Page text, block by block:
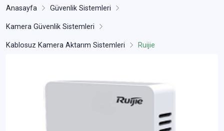
Anasayfa Güvenlik Sistemleri
Kamera Güvenlik Sistemleri
Kablosuz Kamera Aktarım Sistemleri Ruijie